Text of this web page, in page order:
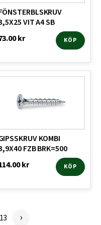
VIT A4 SB
kr KÖP
KOMBI
FZB BRK=500
kr KÖP
›